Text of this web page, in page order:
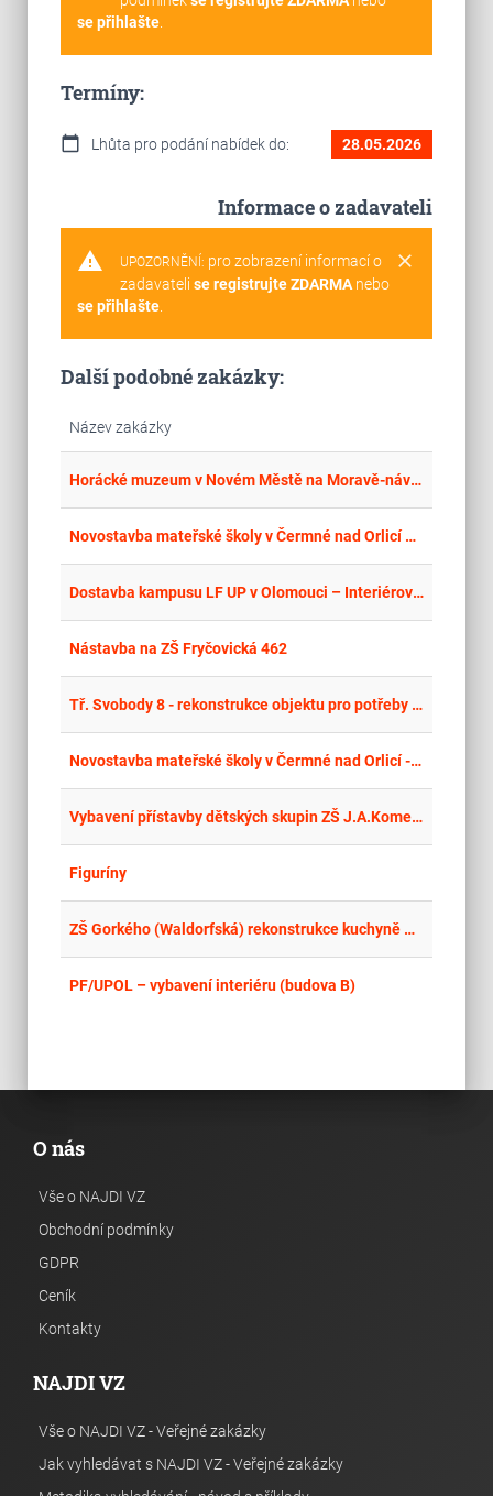
se přihlašte.
Termíny:
calendar_today Lhůta pro podání nabídek do: 28.05.2026
Informace o zadavateli
warning clear
UPOZORNĚNÍ: pro zobrazení informací o
zadavateli se registrujte ZDARMAnebo
se přihlašte.
Další podobné zakázky:
Název zakázky
Horácké muzeum v Novém Městě na Moravě-návštěvnické centrum muzea a úpravy zázemí
Novostavba mateřské školy v Čermné nad Orlicí – dodávka nábytku
Dostavba kampusu LF UP v Olomouci – Interiérové vybavení II
Nástavba na ZŠ Fryčovická 462
Tř. Svobody 8 - rekonstrukce objektu pro potřeby FZV UPOL – interiérové vybavení
Novostavba mateřské školy v Čermné nad Orlicí - dodávka ostatního vnitřního vybavení
Vybavení přístavby dětských skupin ZŠ J.A.Komenského Kly
Figuríny
ZŠ Gorkého (Waldorfská) rekonstrukce kuchyně – vybavení interiéru
PF/UPOL – vybavení interiéru (budova B)
O nás
Vše o NAJDI VZ
Obchodní podmínky
GDPR
Ceník
Kontakty
NAJDI VZ
Vše o NAJDI VZ - Veřejné zakázky
Jak vyhledávat s NAJDI VZ - Veřejné zakázky